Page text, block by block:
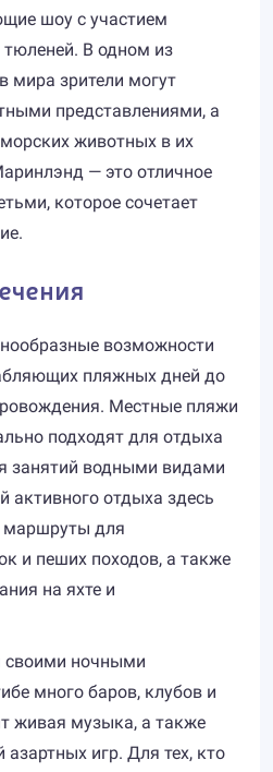
шоу с участием
В одном из
мира зрители могут
представлениями, а
животных в их
— это отличное
которое сочетает
возможности
пляжных дней до
Местные пляжи
подходят для отдыха
занятий водными видами
активного отдыха здесь
маршруты для
и пеших походов, а также
на яхте и
своими ночными
много баров, клубов и
живая музыка, а также
игр. Для тех, кто